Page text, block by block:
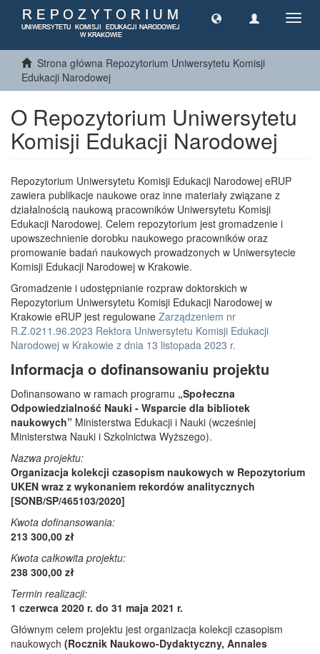
Strona główna Repozytorium Uniwersytetu Komisji
Edukacji Narodowej
O Repozytorium Uniwersytetu
Komisji Edukacji Narodowej
Repozytorium Uniwersytetu Komisji Edukacji Narodowej eRUP
zawiera publikacje naukowe oraz inne materiały związane z
działalnością naukową pracowników Uniwersytetu Komisji
Edukacji Narodowej. Celem repozytorium jest gromadzenie i
upowszechnienie dorobku naukowego pracowników oraz
promowanie badań naukowych prowadzonych w Uniwersytecie
Komisji Edukacji Narodowej w Krakowie.
Gromadzenie i udostępnianie rozpraw doktorskich w
Repozytorium Uniwersytetu Komisji Edukacji Narodowej w
Krakowie eRUP jest regulowane Zarządzeniem nr
R.Z.0211.96.2023 Rektora Uniwersytetu Komisji Edukacji
Narodowej w Krakowie z dnia 13 listopada 2023 r.
Informacja o dofinansowaniu projektu
Dofinansowano w ramach programu „Społeczna
Odpowiedzialność Nauki - Wsparcie dla bibliotek
naukowych” Ministerstwa Edukacji i Nauki (wcześniej
Ministerstwa Nauki i Szkolnictwa Wyższego).
Nazwa projektu:
Organizacja kolekcji czasopism naukowych w Repozytorium
UKEN wraz z wykonaniem rekordów analitycznych
[SONB/SP/465103/2020]
Kwota dofinansowania:
213 300,00 zł
Kwota całkowita projektu:
238 300,00 zł
Termin realizacji:
1 czerwca 2020 r. do 31 maja 2021 r.
Głównym celem projektu jest organizacja kolekcji czasopism
naukowych (Rocznik Naukowo-Dydaktyczny, Annales